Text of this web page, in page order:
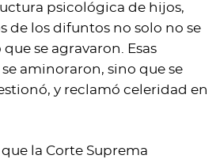
psicológica de hijos,
de los difuntos no solo no se
se agravaron. Esas
aminoraron, sino que se
y reclamó celeridad en
la Corte Suprema